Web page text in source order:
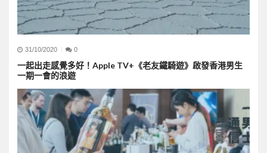
31/10/2020 0
一起出走感覺多好！Apple TV+《老友鐵騎遊》啟發香港男生
一期一會的浪遊